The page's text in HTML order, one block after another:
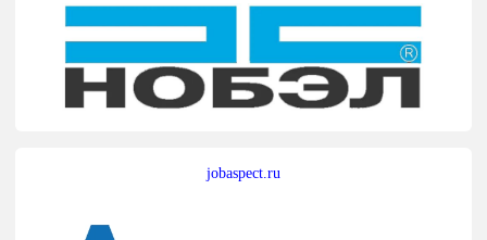
jobaspect.ru